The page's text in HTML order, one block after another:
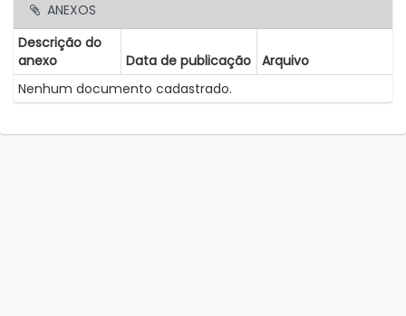
ANEXOS
Descrição do
anexo
Data de publicação Arquivo
Nenhum documento cadastrado.